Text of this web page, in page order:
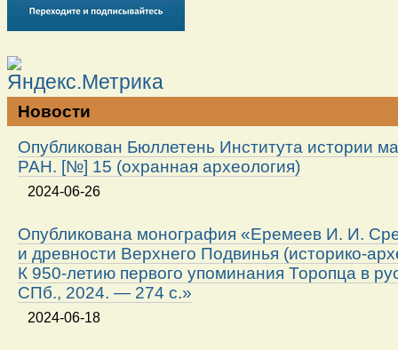
Новости
Опубликован Бюллетень Института истории
РАН. [№] 15 (охранная археология)
2024-06-26
Опубликована монография «Еремеев И. И.
и древности Верхнего Подвинья (историко-
К 950-летию первого упоминания Торопца в
СПб., 2024. — 274 с.»
2024-06-18